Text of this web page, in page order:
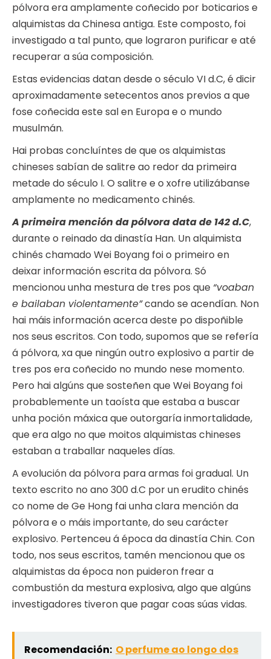
pólvora era amplamente coñecido por boticarios e
alquimistas da Chinesa antiga. Este composto, foi
investigado a tal punto, que lograron purificar e até
recuperar a súa composición.
Estas evidencias datan desde o século VI d.C, é dicir
aproximadamente setecentos anos previos a que
fose coñecida este sal en Europa e o mundo
musulmán.
Hai probas concluíntes de que os alquimistas
chineses sabían de salitre ao redor da primeira
metade do século I. O salitre e o xofre utilizábanse
amplamente no medicamento chinés.
A primeira mención da pólvora data de 142 d.C,
durante o reinado da dinastía Han. Un alquimista
chinés chamado Wei Boyang foi o primeiro en
deixar información escrita da pólvora. Só
mencionou unha mestura de tres pos que “voaban
e bailaban violentamente”cando se acendían. Non
hai máis información acerca deste po dispoñible
nos seus escritos. Con todo, supomos que se refería
á pólvora, xa que ningún outro explosivo a partir de
tres pos era coñecido no mundo nese momento.
Pero hai algúns que sosteñen que Wei Boyang foi
probablemente un taoísta que estaba a buscar
unha poción máxica que outorgaría inmortalidade,
que era algo no que moitos alquimistas chineses
estaban a traballar naqueles días.
A evolución da pólvora para armas foi gradual. Un
texto escrito no ano 300 d.C por un erudito chinés
co nome de Ge Hong fai unha clara mención da
pólvora e o máis importante, do seu carácter
explosivo. Pertenceu á época da dinastía Chin. Con
todo, nos seus escritos, tamén mencionou que os
alquimistas da época non puideron frear a
combustión da mestura explosiva, algo que algúns
investigadores tiveron que pagar coas súas vidas.
Recomendación: O perfume ao longo dos